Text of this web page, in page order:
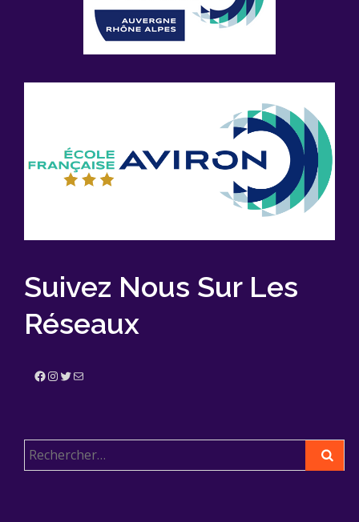
Suivez Nous Sur Les
Réseaux
Facebook InstagramTwitter E-mail
Rechercher :